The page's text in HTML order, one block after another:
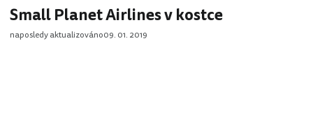
Small Planet Airlines v kostce
naposledy aktualizováno09. 01. 2019